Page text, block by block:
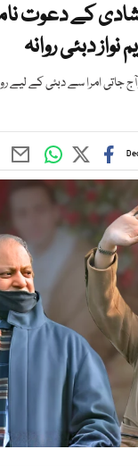
کے دعوت
نواز دبئی روانہ
آج جاتی امرا سے دبئی کے لیے